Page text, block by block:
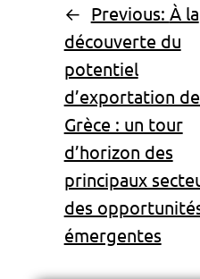
← Previous: À la
découverte du
potentiel
d’exportation
Grèce : un tour
d’horizon des
principaux
des
émergentes